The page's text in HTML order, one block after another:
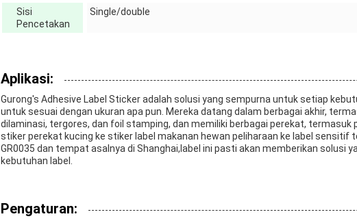
Sisi
Pencetakan
Single/double
Aplikasi:
Gurong's Adhesive Label Sticker adalah solusi yang sempurna untuk setiap
untuk sesuai dengan ukuran apa pun. Mereka datang dalam berbagai akhir,
dilaminasi, tergores, dan foil stamping, dan memiliki berbagai perekat, termasuk
stiker perekat kucing ke stiker label makanan hewan peliharaan ke label sensitif
GR0035 dan tempat asalnya di Shanghai,label ini pasti akan memberikan solusi
kebutuhan label.
Pengaturan: